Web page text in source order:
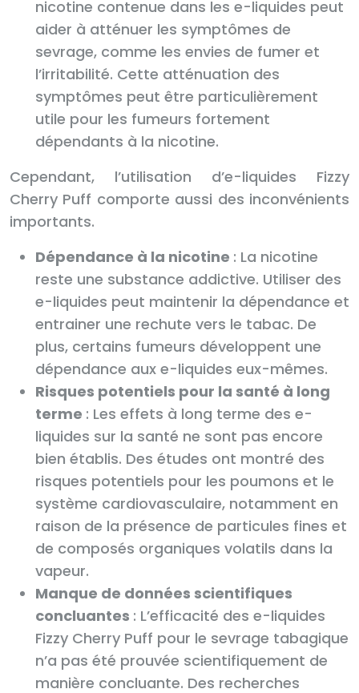
nicotine contenue dans les e-liquides peut
aider à atténuer les symptômes de
sevrage, comme les envies de fumer et
l’irritabilité. Cette atténuation des
symptômes peut être particulièrement
utile pour les fumeurs fortement
dépendants à la nicotine.
Cependant, l’utilisation d’e-liquides Fizzy
Cherry Puff comporte aussi des inconvénients
importants.
Dépendance à la nicotine : La nicotine
reste une substance addictive. Utiliser des
e-liquides peut maintenir la dépendance et
entrainer une rechute vers le tabac. De
plus, certains fumeurs développent une
dépendance aux e-liquides eux-mêmes.
Risques potentiels pour la santé à long
terme : Les effets à long terme des e-
liquides sur la santé ne sont pas encore
bien établis. Des études ont montré des
risques potentiels pour les poumons et le
système cardiovasculaire, notamment en
raison de la présence de particules fines et
de composés organiques volatils dans la
vapeur.
Manque de données scientifiques
concluantes : L’efficacité des e-liquides
Fizzy Cherry Puff pour le sevrage tabagique
n’a pas été prouvée scientifiquement de
manière concluante. Des recherches